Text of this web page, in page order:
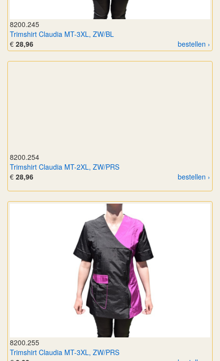
8200.245
Trimshirt Claudia MT-3XL, ZW/BL
bestellen ›
€ 28,96
8200.254
Trimshirt Claudia MT-2XL, ZW/PRS